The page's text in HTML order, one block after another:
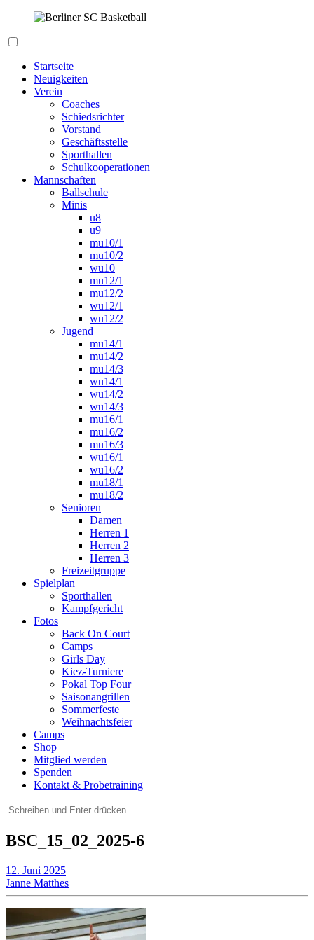
springen
Startseite
Neuigkeiten
Verein
Coaches
Schiedsrichter
Vorstand
Geschäftsstelle
Sporthallen
Schulkooperationen
Mannschaften
Ballschule
Minis
u8
u9
mu10/1
mu10/2
wu10
mu12/1
mu12/2
wu12/1
wu12/2
Jugend
mu14/1
mu14/2
mu14/3
wu14/1
wu14/2
wu14/3
mu16/1
mu16/2
mu16/3
wu16/1
wu16/2
mu18/1
mu18/2
Senioren
Damen
Herren 1
Herren 2
Herren 3
Freizeitgruppe
Spielplan
Sporthallen
Kampfgericht
Fotos
Back On Court
Camps
Girls Day
Kiez-Turniere
Pokal Top Four
Saisonangrillen
Sommerfeste
Weihnachtsfeier
Camps
Shop
Mitglied werden
Spenden
Kontakt & Probetraining
Suchen
nach:
BSC_15_02_2025-6
12. Juni 2025
Janne Matthes